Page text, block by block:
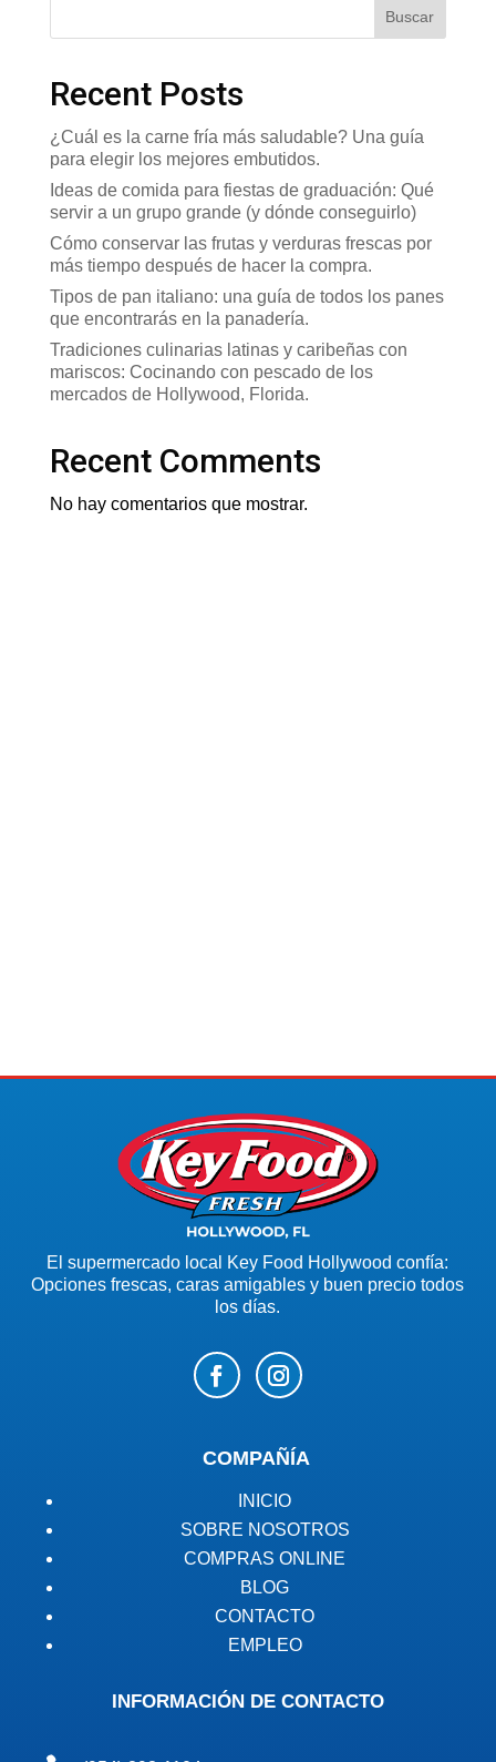
Buscar
Recent Posts
¿Cuál es la carne fría más saludable? Una guía
para elegir los mejores embutidos.
Ideas de comida para fiestas de graduación: Qué
servir a un grupo grande (y dónde conseguirlo)
Cómo conservar las frutas y verduras frescas por
más tiempo después de hacer la compra.
Tipos de pan italiano: una guía de todos los panes
que encontrarás en la panadería.
Tradiciones culinarias latinas y caribeñas con
mariscos: Cocinando con pescado de los
mercados de Hollywood, Florida.
Recent Comments
No hay comentarios que mostrar.
El supermercado local Key Food Hollywood confía:
Opciones frescas, caras amigables y buen precio todos
los días.
COMPAÑÍA
INICIO
SOBRE NOSOTROS
COMPRAS ONLINE
BLOG
CONTACTO
EMPLEO
INFORMACIÓN DE CONTACTO